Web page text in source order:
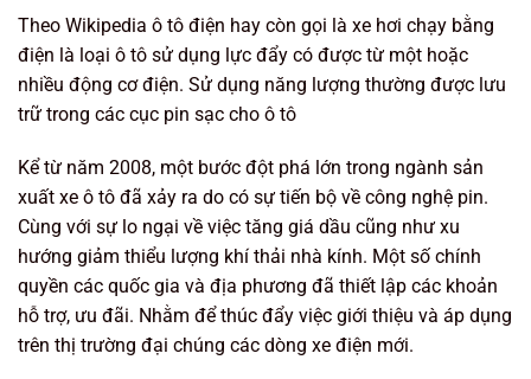
Theo Wikipedia ô tô điện hay còn gọi là xe hơi chạy bằng
điện là loại ô tô sử dụng lực đẩy có được từ một hoặc
nhiều động cơ điện. Sử dụng năng lượng thường được lưu
trữ trong các cục pin sạc cho ô tô
Kể từ năm 2008, một bước đột phá lớn trong ngành sản
xuất xe ô tô đã xảy ra do có sự tiến bộ về công nghệ pin.
Cùng với sự lo ngại về việc tăng giá dầu cũng như xu
hướng giảm thiểu lượng khí thải nhà kính. Một số chính
quyền các quốc gia và địa phương đã thiết lập các khoản
hỗ trợ, ưu đãi. Nhằm để thúc đẩy việc giới thiệu và áp dụng
trên thị trường đại chúng các dòng xe điện mới.